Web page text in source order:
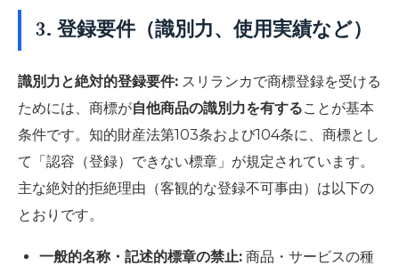
3. 登録要件（識別力、使用実績など）
識別力と絶対的登録要件: スリランカで商標登録を受ける
ためには、商標が自他商品の識別力を有することが基本
条件です。知的財産法第103条および104条に、商標とし
て「認容（登録）できない標章」が規定されています。
主な絶対的拒絶理由（客観的な登録不可事由）は以下の
とおりです。
一般的名称・記述的標章の禁止: 商品・サービスの種